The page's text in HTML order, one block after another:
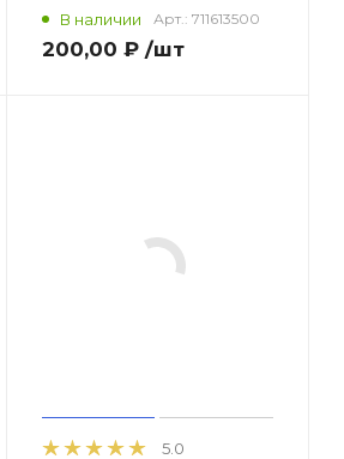
В наличии Арт.: 711613500
200,00 ₽/шт
5.0